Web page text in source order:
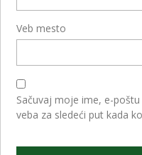
Veb mesto
Sačuvaj moje ime, e-
veba za sledeći put kada